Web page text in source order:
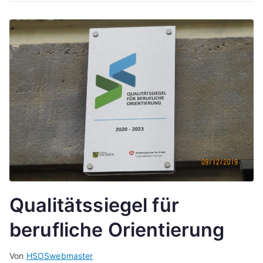
Qualitätssiegel für
berufliche Orientierung
Von HSOSwebmaster